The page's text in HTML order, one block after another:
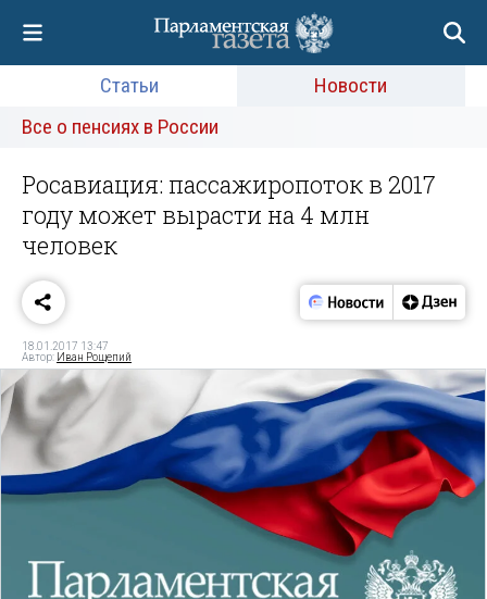
Статьи
Новости
Все о пенсиях в России
Росавиация: пассажиропоток в 2017
году может вырасти на 4 млн
человек
18.01.2017 13:47
Автор: Иван Рощепий